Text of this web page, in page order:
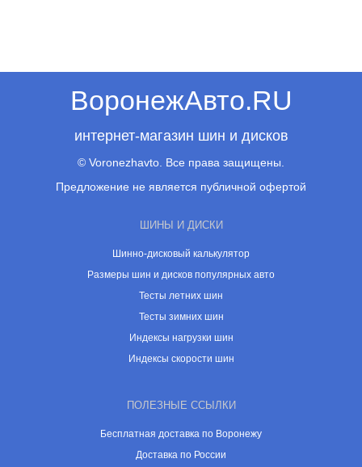
ВоронежАвто.RU
интернет-магазин шин и дисков
© Voronezhavto. Все права защищены.
Предложение не является публичной офертой
ШИНЫ И ДИСКИ
Шинно-дисковый калькулятор
Размеры шин и дисков популярных авто
Тесты летних шин
Тесты зимних шин
Индексы нагрузки шин
Индексы скорости шин
ПОЛЕЗНЫЕ ССЫЛКИ
Бесплатная доставка по Воронежу
Доставка по России